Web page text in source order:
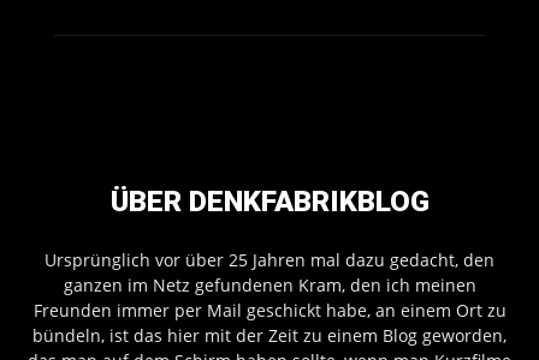
ÜBER DENKFABRIKBLOG
Ursprünglich vor über 25 Jahren mal dazu gedacht, den
ganzen im Netz gefundenen Kram, den ich meinen
Freunden immer per Mail geschickt habe, an einem Ort zu
bündeln, ist das hier mit der Zeit zu einem Blog geworden,